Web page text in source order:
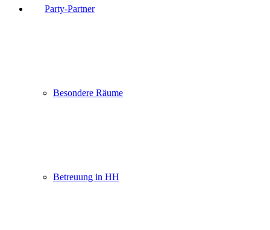
Party-Partner
Besondere Räume
Betreuung in HH